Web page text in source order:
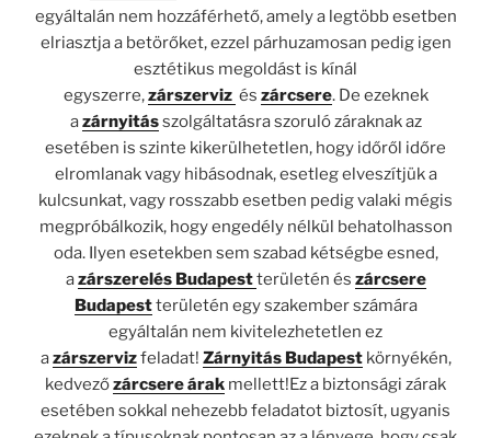
egyáltalán nem hozzáférhető, amely a legtöbb esetben
elriasztja a betörőket, ezzel párhuzamosan pedig igen
esztétikus megoldást is kínál
egyszerre,zárszerviz és zárcsere. De ezeknek
azárnyitásszolgáltatásra szoruló záraknak az
esetében is szinte kikerülhetetlen, hogy időről időre
elromlanak vagy hibásodnak, esetleg elveszítjük a
kulcsunkat, vagy rosszabb esetben pedig valaki mégis
megpróbálkozik, hogy engedély nélkül behatolhasson
oda. Ilyen esetekben sem szabad kétségbe esned,
azárszerelés Budapestterületén és zárcsere
Budapestterületén egy szakember számára
egyáltalán nem kivitelezhetetlen ez
azárszervizfeladat! Zárnyitás Budapestkörnyékén,
kedvezőzárcsere árak mellett!Ez a biztonsági zárak
esetében sokkal nehezebb feladatot biztosít, ugyanis